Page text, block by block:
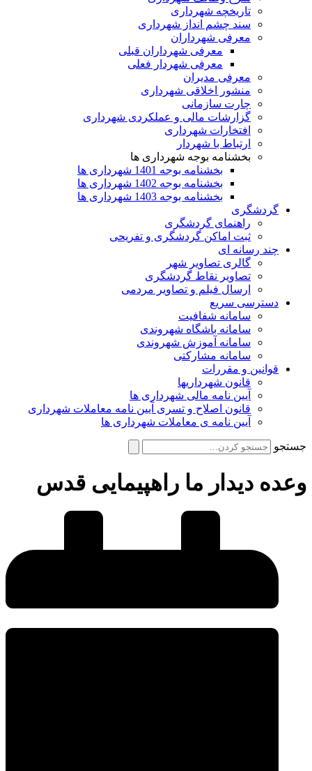
تاریخچه شهرداری
سند چشم انداز شهرداری
معرفی شهرداران
معرفی شهرداران قبلی
معرفی شهردار فعلی
معرفی مدیران
منشور اخلاقی شهرداری
چارت سازمانی
گزارشات مالی و عملکردی شهرداری
افتخارات شهرداری
ارتباط با شهردار
بخشنامه بوجه شهرداری ها
بخشنامه بوجه 1401 شهرداری ها
بخشنامه بوجه 1402 شهرداری ها
بخشنامه بوجه 1403 شهرداری ها
گردشگری
راهنمای گردشگری
ثبت اماکن گردشگری و تفریحی
چند رسانه ای
گالری تصاویر شهر
تصاویر نقاط گردشگری
ارسال فیلم و تصاویر مردمی
دسترسی سریع
سامانه شفافیت
سامانه باشگاه شهروندی
سامانه آموزش شهروندی
سامانه مشارکتی
قوانین و مقررات
قانون شهرداریها
آیین نامه مالی شهرداری ها
قانون اصلاح و تسری آیین نامه معاملات شهرداری
آیین نامه ی معاملات شهرداری ها
جستجو
وعده دیدار ما راهپیمایی قدس